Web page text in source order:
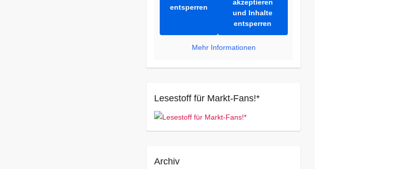
entsperren
akzeptieren
und Inhalte
entsperren
Mehr Informationen
Lesestoff für Markt-Fans!*
Archiv